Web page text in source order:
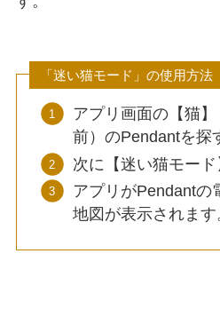
「迷い猫モード」の使用方法
アプリ画面の【猫
前）のPendantを探
次に【迷い猫モー
アプリがPendantの
地図が表示されます